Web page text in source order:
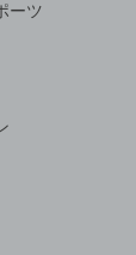
ーツ